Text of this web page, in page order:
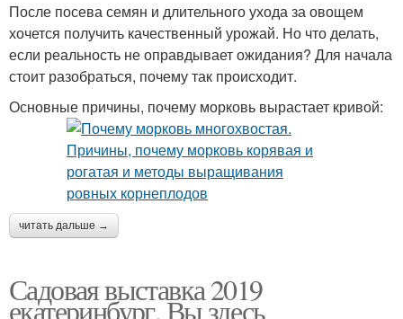
После посева семян и длительного ухода за овощем
хочется получить качественный урожай. Но что делать,
если реальность не оправдывает ожидания? Для начала
стоит разобраться, почему так происходит.
Основные причины, почему морковь вырастает кривой:
читать дальше →
Садовая выставка 2019
екатеринбург. Вы здесь